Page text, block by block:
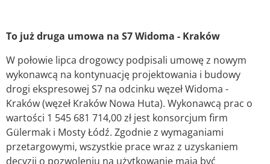
To już druga umowa na S7 Widoma - Kraków
W połowie lipca drogowcy podpisali umowę z nowym
wykonawcą na kontynuację projektowania i budowy
drogi ekspresowej S7 na odcinku węzeł Widoma -
Kraków (węzeł Kraków Nowa Huta). Wykonawcą prac o
wartości 1 545 681 714,00 zł jest konsorcjum firm
Gülermak i Mosty Łódź. Zgodnie z wymaganiami
przetargowymi, wszystkie prace wraz z uzyskaniem
decyzji o pozwoleniu na użytkowanie mają być